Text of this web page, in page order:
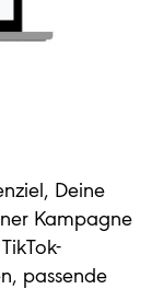
Deine
Kampagne
passende